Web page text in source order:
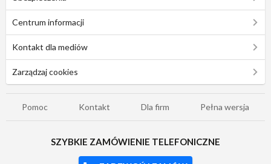
Centrum informacji
Kontakt dla mediów
Zarządzaj cookies
Pomoc Kontakt Dla firm Pełna wersja
SZYBKIE ZAMÓWIENIE TELEFONICZNE